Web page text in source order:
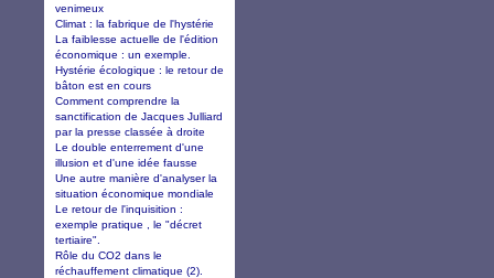
venimeux
Climat : la fabrique de l'hystérie
La faiblesse actuelle de l'édition
économique : un exemple.
Hystérie écologique : le retour de
bâton est en cours
Comment comprendre la
sanctification de Jacques Julliard
par la presse classée à droite
Le double enterrement d'une
illusion et d'une idée fausse
Une autre manière d'analyser la
situation économique mondiale
Le retour de l'inquisition :
exemple pratique , le "décret
tertiaire".
Rôle du CO2 dans le
réchauffement climatique (2).